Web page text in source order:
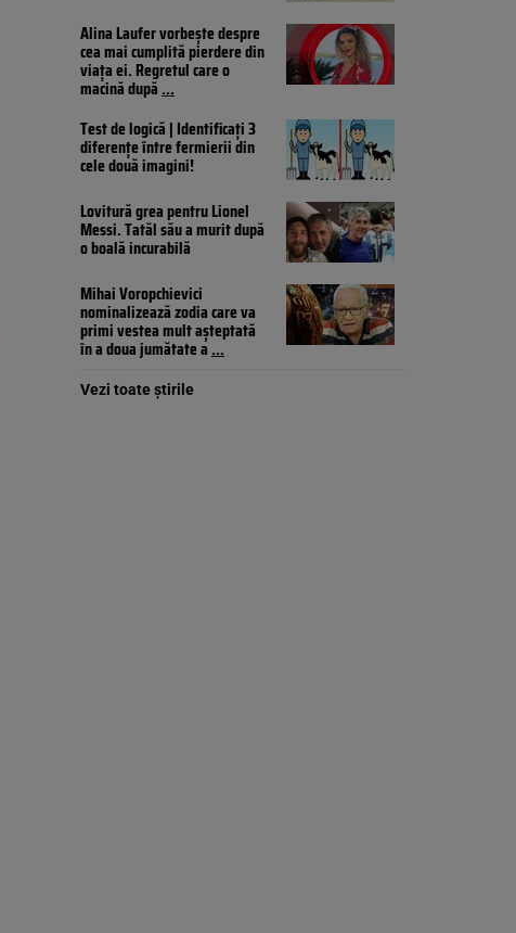
Alina Laufer vorbește despre
cea mai cumplită pierdere din
viața ei. Regretul care o
macină după...
Test de logică | Identificați 3
diferențe între fermierii din
cele două imagini!
Lovitură grea pentru Lionel
Messi. Tatăl său a murit după
o boală incurabilă
Mihai Voropchievici
nominalizează zodia care va
primi vestea mult așteptată
în a doua jumătate a...
Vezi toate știrile